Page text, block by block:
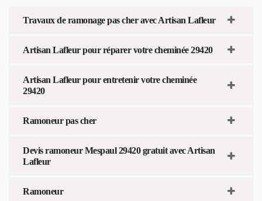
Travaux de ramonage pas cher avec Artisan Lafleur
Artisan Lafleur pour réparer votre cheminée 29420
Artisan Lafleur pour entretenir votre cheminée
29420
Ramoneur pas cher
Devis ramoneur Mespaul 29420 gratuit avec Artisan
Lafleur
Ramoneur